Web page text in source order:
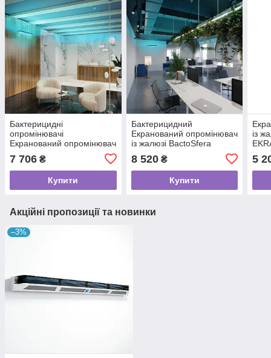
Бактерицидні
опромінювачі
Екранований опромінювач
EKRAN Jalousie 30х2
7 706 ₴
Купити
Бактерицидний
Екранований опромінювач
із жалюзі BactoSfera
EKRAN Jalousie 30х2 FAN
опромінювачі
бактерицидні
8 520₴
Купити
із
5
Акційні пропозиції та новинки
–3%